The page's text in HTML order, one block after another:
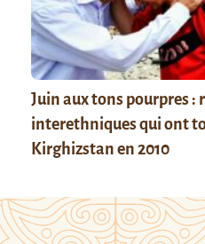
Juin aux tons pourpres :
interethniques qui ont
Kirghizstan en 2010